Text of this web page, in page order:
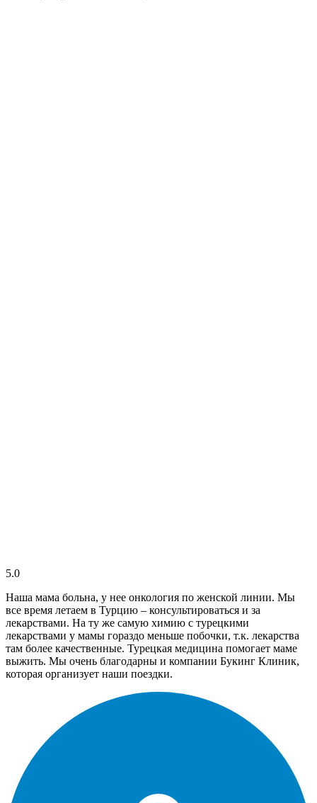
5.0
Наша мама больна, у нее онкология по женской линии. Мы
все время летаем в Турцию – консультироваться и за
лекарствами. На ту же самую химию с турецкими
лекарствами у мамы гораздо меньше побочки, т.к. лекарства
там более качественные. Турецкая медицина помогает маме
выжить. Мы очень благодарны и компании Букинг Клиник,
которая организует наши поездки.